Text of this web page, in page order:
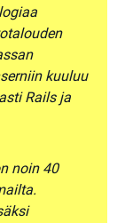
kuuluu
Rails ja
noin 40